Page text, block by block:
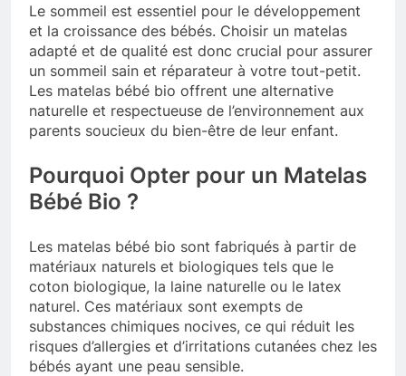
Le sommeil est essentiel pour le développement
et la croissance des bébés. Choisir un matelas
adapté et de qualité est donc crucial pour assurer
un sommeil sain et réparateur à votre tout-petit.
Les matelas bébé bio offrent une alternative
naturelle et respectueuse de l’environnement aux
parents soucieux du bien-être de leur enfant.
Pourquoi Opter pour un Matelas
Bébé Bio ?
Les matelas bébé bio sont fabriqués à partir de
matériaux naturels et biologiques tels que le
coton biologique, la laine naturelle ou le latex
naturel. Ces matériaux sont exempts de
substances chimiques nocives, ce qui réduit les
risques d’allergies et d’irritations cutanées chez les
bébés ayant une peau sensible.